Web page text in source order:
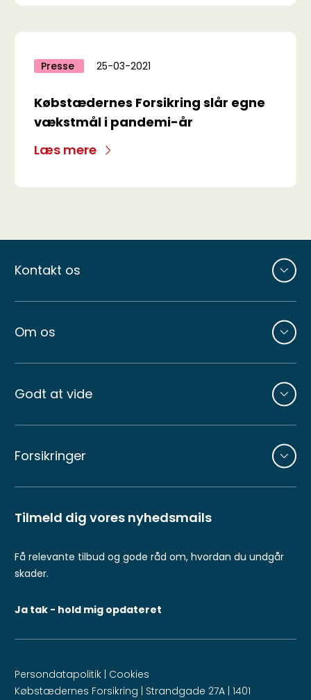
Presse 25-03-2021
Købstædernes Forsikring slår egne
vækstmål i pandemi-år
Læs mere
sider
Kontakt os
Om os
Godt at vide
Forsikringer
Tilmeld dig vores nyhedsmails
Få relevante tilbud og gode råd om, hvordan du undgår
skader.
Ja tak - hold mig opdateret
Persondatapolitik Cookies
Købstædernes Forsikring | Strandgade 27A | 1401